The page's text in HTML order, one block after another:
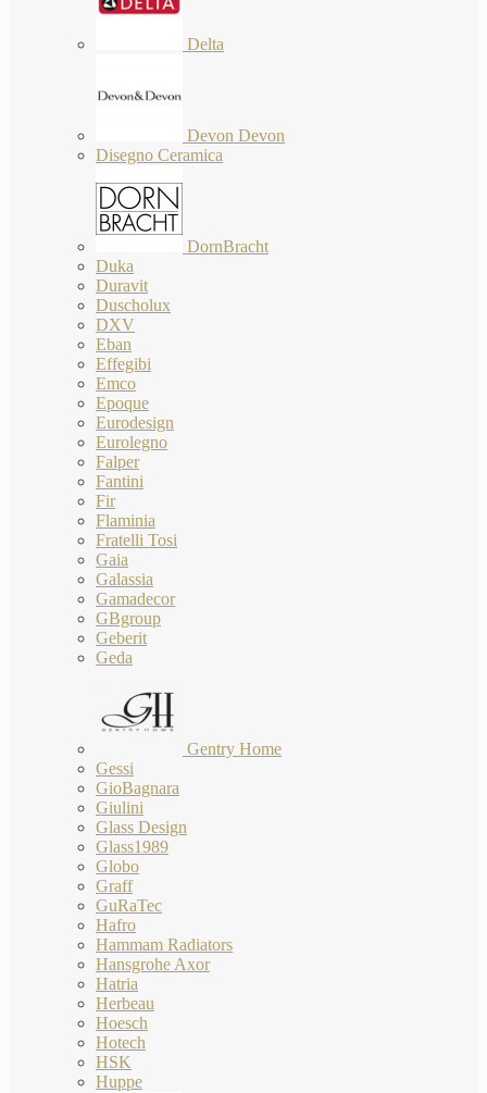
Delta
Devon Devon
Disegno Ceramica
DornBracht
Duka
Duravit
Duscholux
DXV
Eban
Effegibi
Emco
Epoque
Eurodesign
Eurolegno
Falper
Fantini
Fir
Flaminia
Fratelli Tosi
Gaia
Galassia
Gamadecor
GBgroup
Geberit
Geda
Gentry Home
Gessi
GioBagnara
Giulini
Glass Design
Glass1989
Globo
Graff
GuRaTec
Hafro
Hammam Radiators
Hansgrohe Axor
Hatria
Herbeau
Hoesch
Hotech
HSK
Huppe